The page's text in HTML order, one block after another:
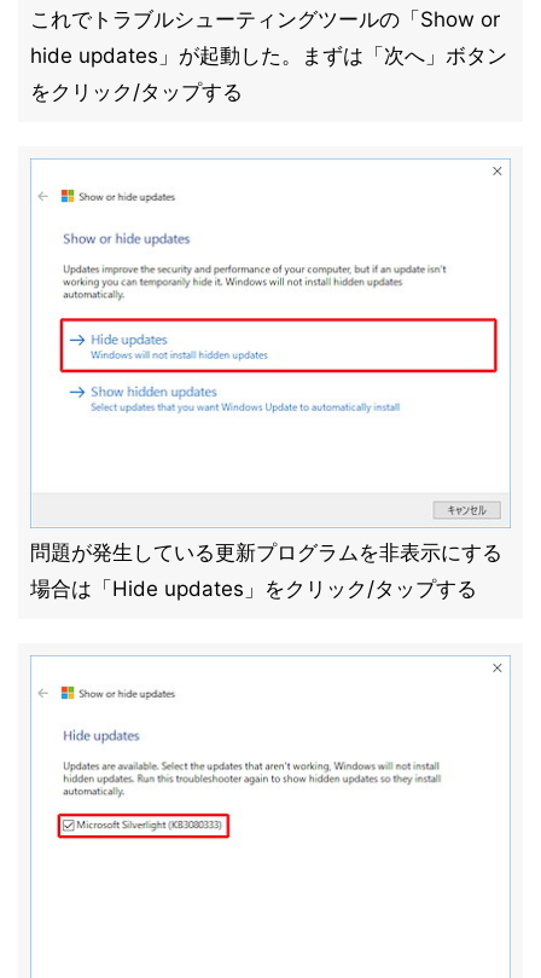
これでトラブルシューティングツールの「Show or
hide updates」が起動した。まずは「次へ」ボタン
をクリック/タップする
問題が発生している更新プログラムを非表示にする
場合は「Hide updates」をクリック/タップする